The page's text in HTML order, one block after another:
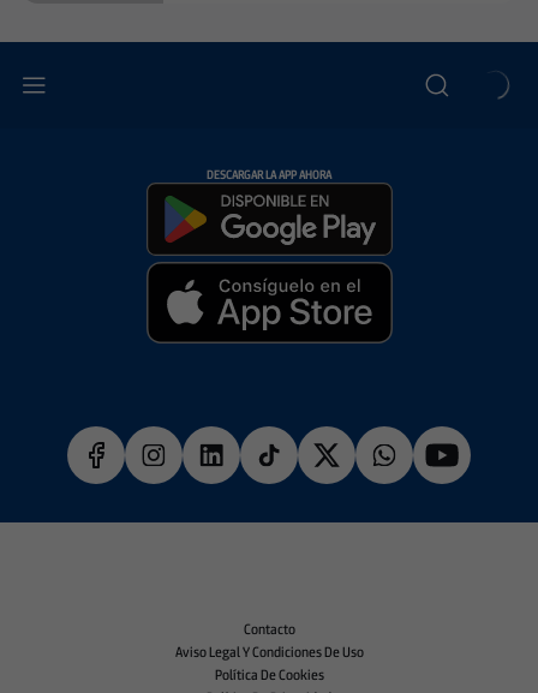
DESCARGAR LA APP AHORA
Contacto
Aviso Legal Y Condiciones De Uso
Política De Cookies